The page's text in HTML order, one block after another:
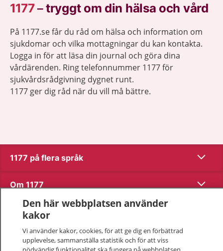
1177–tryggt om din hälsa och vård
På 1177.se får du råd om hälsa och information om
sjukdomar och vilka mottagningar du kan kontakta.
Logga in för att läsa din journal och göra dina
vårdärenden. Ring telefonnummer 1177 för
sjukvårdsrådgivning dygnet runt.
1177 ger dig råd när du vill må bättre.
1177 på flera språk Visa
Om 1177 Visa
Kontakt
Behandling av personuppgifter
Den här webbplatsen använder
kakor
Vi använder kakor, cookies, för att ge dig en förbättrad
upplevelse, sammanställa statistik och för att viss